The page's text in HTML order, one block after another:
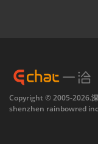
Copyright © 2005-2026.
shenzhen rainbowred